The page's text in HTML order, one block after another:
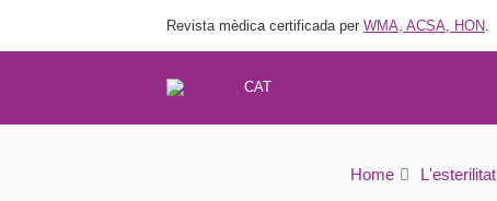
Revista mèdica certificada per WMA, ACSA, HON.
CAT
Home L'esterilitat